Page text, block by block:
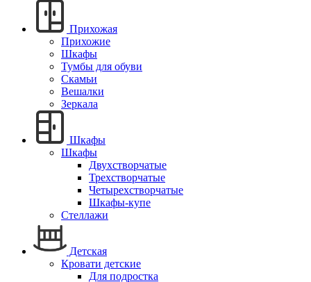
Прихожая
Прихожие
Шкафы
Тумбы для обуви
Скамьи
Вешалки
Зеркала
Шкафы
Шкафы
Двухстворчатые
Трехстворчатые
Четырехстворчатые
Шкафы-купе
Стеллажи
Детская
Кровати детские
Для подростка